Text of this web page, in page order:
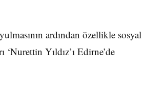
ardından özellikle sosyal
Yıldız’ı Edirne’de